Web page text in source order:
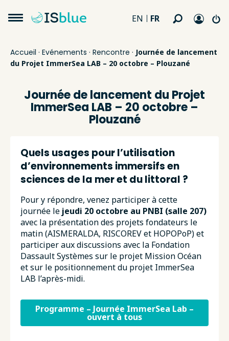
EN FR
Accueil · Evénements · Rencontre · Journée de lancement
du Projet ImmerSea LAB – 20 octobre – Plouzané
Journée de lancement du Projet
ImmerSea LAB – 20 octobre –
Plouzané
Quels usages pour l’utilisation
d’environnements immersifs en
sciences de la mer et du littoral ?
Pour y répondre, venez participer à cette
journée le jeudi 20 octobre au PNBI (salle 207)
avec la présentation des projets fondateurs le
matin (AISMERALDA, RISCOREV et HOPOPoP) et
participer aux discussions avec la Fondation
Dassault Systèmes sur le projet Mission Océan
et sur le positionnement du projet ImmerSea
LAB l’après-midi.
Programme – Journée ImmerSea Lab –
ouvert à tous